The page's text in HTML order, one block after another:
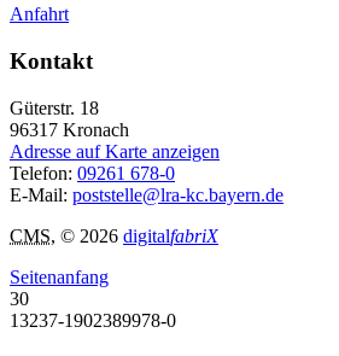
Anfahrt
Kontakt
Güterstr. 18
96317 Kronach
Adresse auf Karte anzeigen
Telefon: 09261 678-0
E-Mail: poststelle@lra-kc.bayern.de
CMS, © 2026 digitalfabriX
Seitenanfang
30
13237-1902389978-0